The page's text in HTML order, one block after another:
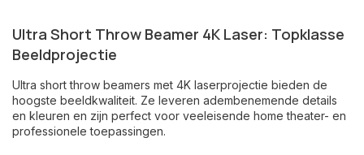
Ultra Short Throw Beamer 4K Laser: Topklasse
Beeldprojectie
Ultra short throw beamers met 4K laserprojectie bieden de
hoogste beeldkwaliteit. Ze leveren adembenemende details
en kleuren en zijn perfect voor veeleisende home theater- en
professionele toepassingen.